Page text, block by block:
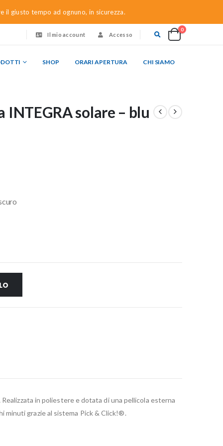
il giusto tempo ad ognuno, in sicurezza.
Il mio account Accesso
0
SHOP ORARI APERTURA CHI SIAMO
solare – blu
in poliestere e dotata di una pellicola esterna
minuti grazie al sistema Pick & Click!®.